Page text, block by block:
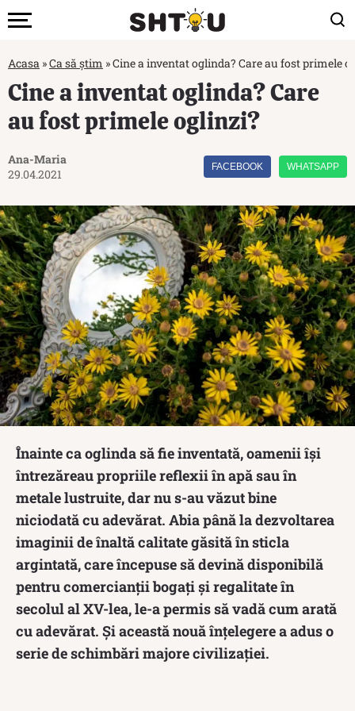
Acasa »Ca să știm »Cine a inventat oglinda? Care au fost primele
Cine a inventat oglinda? Care
au fost primele oglinzi?
Ana-Maria
29.04.2021
FACEBOOK WHATSAPP
Înainte ca oglinda să fie inventată, oamenii își
întrezăreau propriile reflexii în apă sau în
metale lustruite, dar nu s-au văzut bine
niciodată cu adevărat. Abia până la dezvoltarea
imaginii de înaltă calitate găsită în sticla
argintată, care începuse să devină disponibilă
pentru comercianții bogați și regalitate în
secolul al XV-lea, le-a permis să vadă cum arată
cu adevărat. Și această nouă înțelegere a adus o
serie de schimbări majore civilizației.